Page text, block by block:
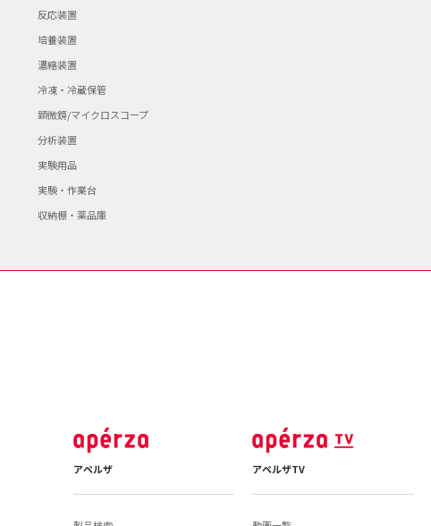
反応装置
培養装置
濃縮装置
冷凍・冷蔵保管
顕微鏡/マイクロスコープ
分析装置
実験用品
実験・作業台
収納棚・薬品庫
アペルザ アペルザTV